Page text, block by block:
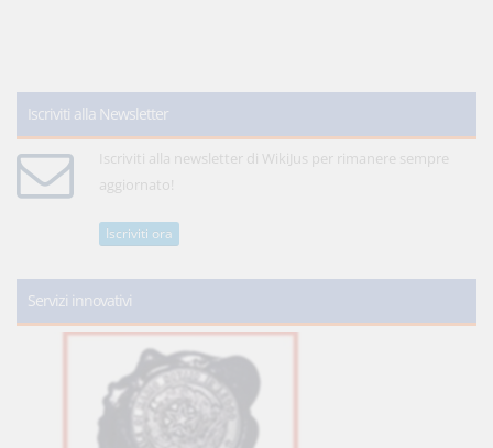
Iscriviti alla Newsletter
Iscriviti alla newsletter di WikiJus per rimanere sempre
aggiornato!
Iscriviti ora
Servizi innovativi